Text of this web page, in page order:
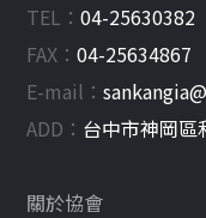
TEL：04-25630382
FAX：04-25634867
E-mail：
ADD： 台中市神岡區
關於協會